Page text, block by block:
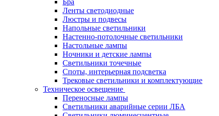
Ленты светодиодные
Люстры и подвесы
Напольные светильники
Настенно-потолочные светильники
Настольные лампы
Ночники и детские лампы
Светильники точечные
Споты, интерьерная подсветка
Трековые светильники и комплектующие
Техническое освещение
Переносные лампы
Светильники аварийные серии ЛБА